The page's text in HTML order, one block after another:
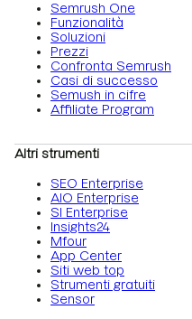
Semrush One
Funzionalità
Soluzioni
Prezzi
Confronta Semrush
Casi di successo
Semush in cifre
Affiliate Program
Altri strumenti
SEO Enterprise
AIO Enterprise
SI Enterprise
Insights24
Mfour
App Center
Siti web top
Strumenti gratuiti
Sensor